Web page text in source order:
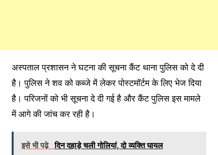
अस्पताल प्रशासन ने घटना की सूचना कैंट थाना पुलिस को दे दी
है। पुलिस ने शव को कब्जे में लेकर पोस्टमॉर्टम के लिए भेज दिया
है। परिजनों को भी सूचना दे दी गई है और कैंट पुलिस इस मामले
में आगे की जांच कर रही है।
इसे भी पढ़े दिन दहाड़े चली गोलियां, दो व्यक्ति घायल